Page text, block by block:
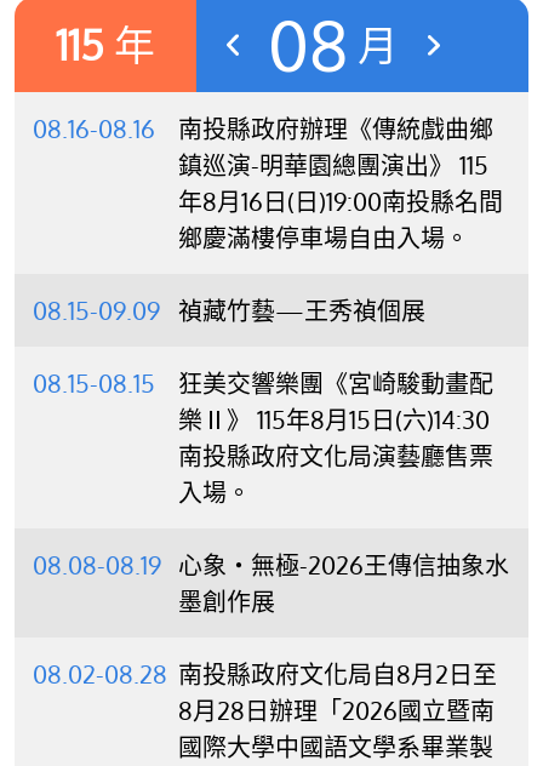
115 年 08 月
08.16-08.16
南投縣政府辦理《傳統戲曲鄉
鎮巡演-明華園總團演出》 115
年8月16日(日)19:00南投縣名間
鄉慶滿樓停車場自由入場。
08.15-09.09 禎藏竹藝—王秀禎個展
08.15-08.15
狂美交響樂團《宮崎駿動畫配
樂Ⅱ》 115年8月15日(六)14:30
南投縣政府文化局演藝廳售票
入場。
08.08-08.19 心象‧無極-2026王傳信抽象水
墨創作展
08.02-08.28 南投縣政府文化局自8月2日至
8月28日辦理「2026國立暨南
國際大學中國語文學系畢業製